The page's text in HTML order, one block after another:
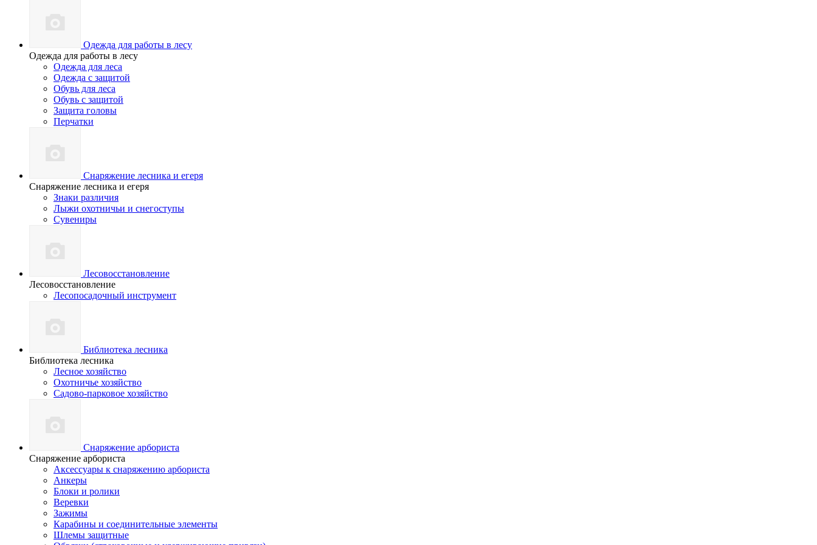
Одежда для работы в лесу
Одежда для работы в лесу
Одежда для леса
Одежда с защитой
Обувь для леса
Обувь с защитой
Защита головы
Перчатки
Снаряжение лесника и егеря
Снаряжение лесника и егеря
Знаки различия
Лыжи охотничьи и снегоступы
Сувениры
Лесовосстановление
Лесовосстановление
Лесопосадочный инструмент
Библиотека лесника
Библиотека лесника
Лесное хозяйство
Охотничье хозяйство
Садово-парковое хозяйство
Снаряжение арбориста
Снаряжение арбориста
Аксессуары к снаряжению арбориста
Анкеры
Блоки и ролики
Веревки
Зажимы
Карабины и соединительные элементы
Шлемы защитные